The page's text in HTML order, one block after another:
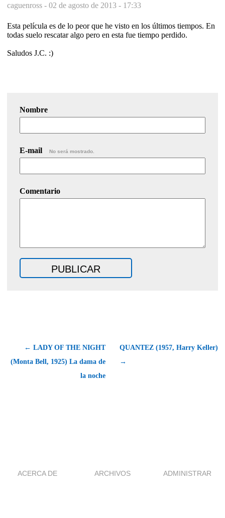
caguenross - 02 de agosto de 2013 - 17:33
Esta película es de lo peor que he visto en los últimos tiempos. En
todas suelo rescatar algo pero en esta fue tiempo perdido.
Saludos J.C. :)
Nombre
E-mail No será mostrado.
Comentario
← LADY OF THE NIGHT
(Monta Bell, 1925) La dama de
la noche
QUANTEZ (1957, Harry Keller)
→
ACERCA DE ARCHIVOS ADMINISTRAR